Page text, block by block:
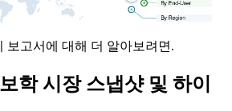
보고서에 대해 더 알아보려면.
학 시장 스냅샷 및 하이